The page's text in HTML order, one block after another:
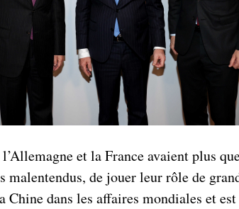
et la France avaient plus
de jouer leur rôle de
dans les affaires mondiales et